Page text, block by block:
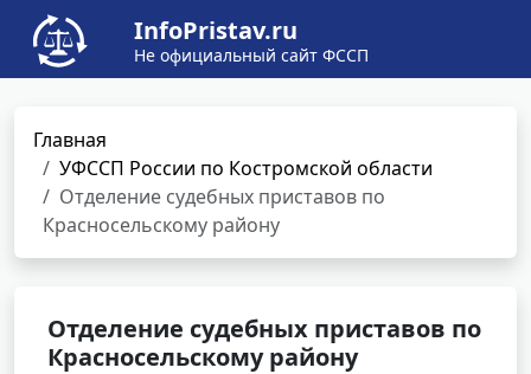
InfoPristav.ru
Не официальный сайт ФССП
Главная
УФССП России по Костромской области
Отделение судебных приставов по
Красносельскому району
Отделение судебных приставов по
Красносельскому району